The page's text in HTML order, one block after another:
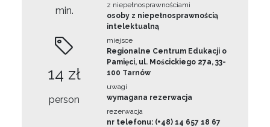
min.
14 zł
person
z niepełnosprawnościami
osoby z niepełnosprawnością
intelektualną
miejsce
Regionalne Centrum Edukacji o
Pamięci, ul. Mościckiego 27a, 33-
100 Tarnów
uwagi
wymagana rezerwacja
rezerwacja
nr telefonu: (+48) 14 657 18 67